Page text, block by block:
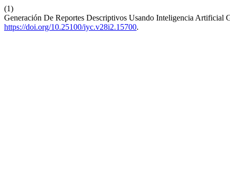
(1)
Generación De Reportes Descriptivos Usando Inteligencia Artificial
https://doi.org/10.25100/iyc.v28i2.15700.